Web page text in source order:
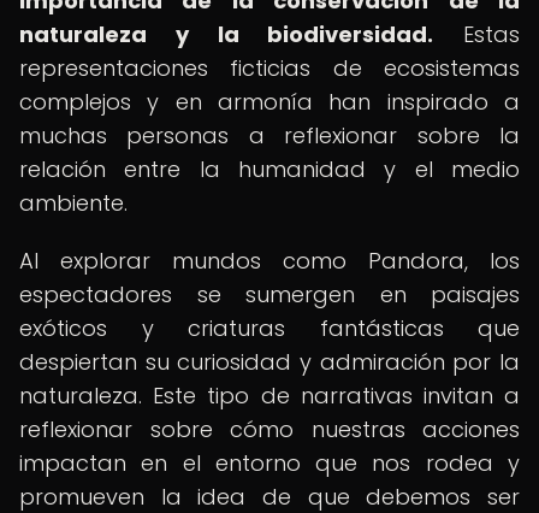
naturaleza y la biodiversidad. Estas
representaciones ficticias de ecosistemas
complejos y en armonía han inspirado a
muchas personas a reflexionar sobre la
relación entre la humanidad y el medio
ambiente.
Al explorar mundos como Pandora, los
espectadores se sumergen en paisajes
exóticos y criaturas fantásticas que
despiertan su curiosidad y admiración por la
naturaleza. Este tipo de narrativas invitan a
reflexionar sobre cómo nuestras acciones
impactan en el entorno que nos rodea y
promueven la idea de que debemos ser